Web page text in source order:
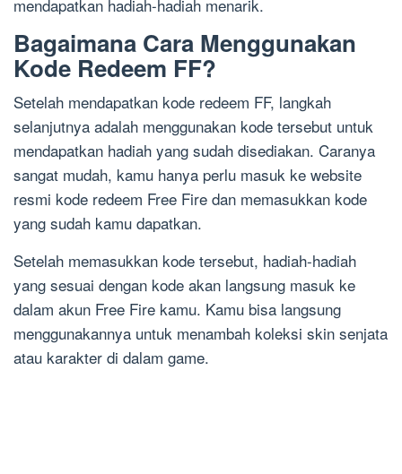
mendapatkan hadiah-hadiah menarik.
Bagaimana Cara Menggunakan
Kode Redeem FF?
Setelah mendapatkan kode redeem FF, langkah
selanjutnya adalah menggunakan kode tersebut untuk
mendapatkan hadiah yang sudah disediakan. Caranya
sangat mudah, kamu hanya perlu masuk ke website
resmi kode redeem Free Fire dan memasukkan kode
yang sudah kamu dapatkan.
Setelah memasukkan kode tersebut, hadiah-hadiah
yang sesuai dengan kode akan langsung masuk ke
dalam akun Free Fire kamu. Kamu bisa langsung
menggunakannya untuk menambah koleksi skin senjata
atau karakter di dalam game.